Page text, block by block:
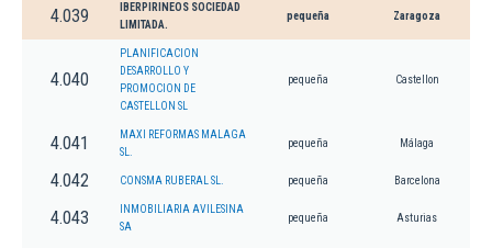
4.039
IBERPIRINEOS SOCIEDAD
LIMITADA.
pequeña Zaragoza
4.040
PLANIFICACION
DESARROLLO Y
PROMOCION DE
CASTELLON SL
pequeña Castellon
4.041
MAXI REFORMAS MALAGA
SL.
pequeña Málaga
4.042 CONSMA RUBERAL SL. pequeña Barcelona
4.043
INMOBILIARIA AVILESINA
SA
pequeña Asturias